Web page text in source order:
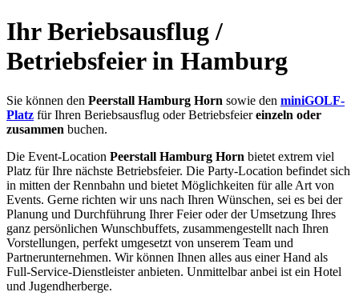
Ihr Beriebsausflug /
Betriebsfeier in Hamburg
Sie können den Peerstall Hamburg Horn sowie den miniGOLF-
Platz für Ihren Beriebsausflug oder Betriebsfeiereinzeln oder
zusammen buchen.
Die Event-Location Peerstall Hamburg Horn bietet extrem viel
Platz für Ihre nächste Betriebsfeier. Die Party-Location befindet sich
in mitten der Rennbahn und bietet Möglichkeiten für alle Art von
Events. Gerne richten wir uns nach Ihren Wünschen, sei es bei der
Planung und Durchführung Ihrer Feier oder der Umsetzung Ihres
ganz persönlichen Wunschbuffets, zusammengestellt nach Ihren
Vorstellungen, perfekt umgesetzt von unserem Team und
Partnerunternehmen. Wir können Ihnen alles aus einer Hand als
Full-Service-Dienstleister anbieten. Unmittelbar anbei ist ein Hotel
und Jugendherberge.